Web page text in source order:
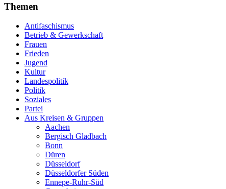
Themen
Antifaschismus
Betrieb & Gewerkschaft
Frauen
Frieden
Jugend
Kultur
Landespolitik
Politik
Soziales
Partei
Aus Kreisen & Gruppen
Aachen
Bergisch Gladbach
Bonn
Düren
Düsseldorf
Düsseldorfer Süden
Ennepe-Ruhr-Süd